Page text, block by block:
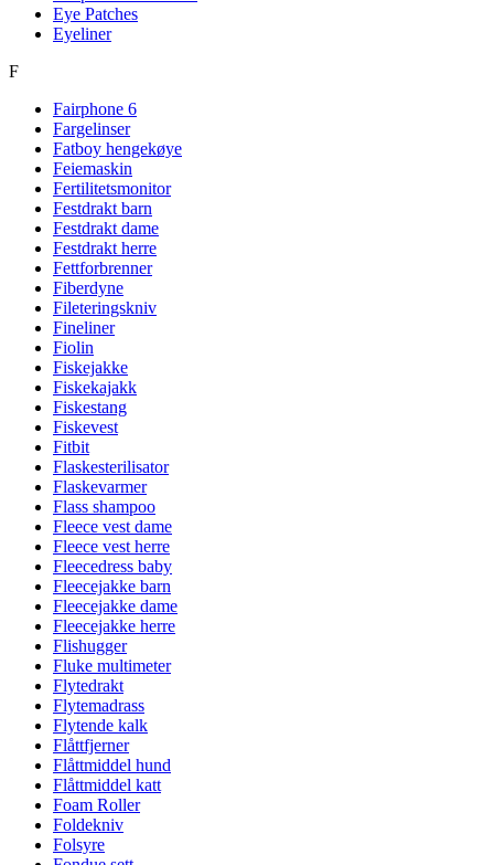
Eye Patches
Eyeliner
F
Fairphone 6
Fargelinser
Fatboy hengekøye
Feiemaskin
Fertilitetsmonitor
Festdrakt barn
Festdrakt dame
Festdrakt herre
Fettforbrenner
Fiberdyne
Fileteringskniv
Fineliner
Fiolin
Fiskejakke
Fiskekajakk
Fiskestang
Fiskevest
Fitbit
Flaskesterilisator
Flaskevarmer
Flass shampoo
Fleece vest dame
Fleece vest herre
Fleecedress baby
Fleecejakke barn
Fleecejakke dame
Fleecejakke herre
Flishugger
Fluke multimeter
Flytedrakt
Flytemadrass
Flytende kalk
Flåttfjerner
Flåttmiddel hund
Flåttmiddel katt
Foam Roller
Foldekniv
Folsyre